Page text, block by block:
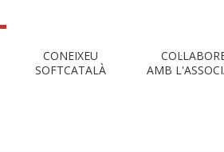
CONEIXEU
SOFTCATALÀ
AMB